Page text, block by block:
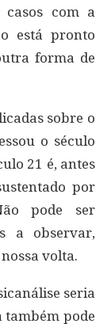
casos com a
está pronto
forma de
sobre o
o século
21 é, antes
por
pode ser
a observar,
volta.
seria
pode